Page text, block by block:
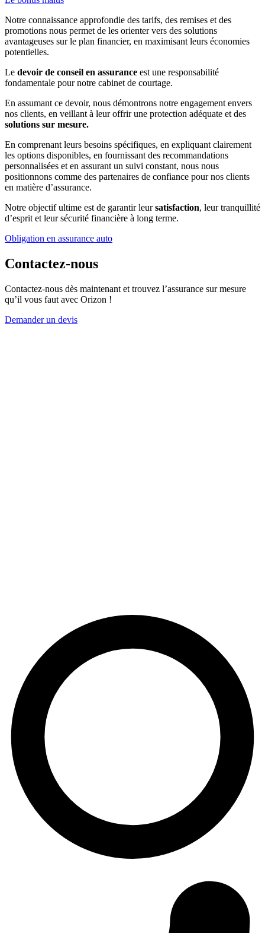
Notre connaissance approfondie des tarifs, des remises et des
promotions nous permet de les orienter vers des solutions
avantageuses sur le plan financier, en maximisant leurs économies
potentielles.
Le devoir de conseil en assurance est une responsabilité
fondamentale pour notre cabinet de courtage.
En assumant ce devoir, nous démontrons notre engagement envers
nos clients, en veillant à leur offrir une protection adéquate et des
solutions sur mesure.
En comprenant leurs besoins spécifiques, en expliquant clairement
les options disponibles, en fournissant des recommandations
personnalisées et en assurant un suivi constant, nous nous
positionnons comme des partenaires de confiance pour nos clients
en matière d’assurance.
Notre objectif ultime est de garantir leursatisfaction, leur tranquillité
d’esprit et leur sécurité financière à long terme.
Obligation en assurance auto
Contactez-nous
Contactez-nous dès maintenant et trouvez l’assurance sur mesure
qu’il vous faut avec Orizon !
Demander un devis